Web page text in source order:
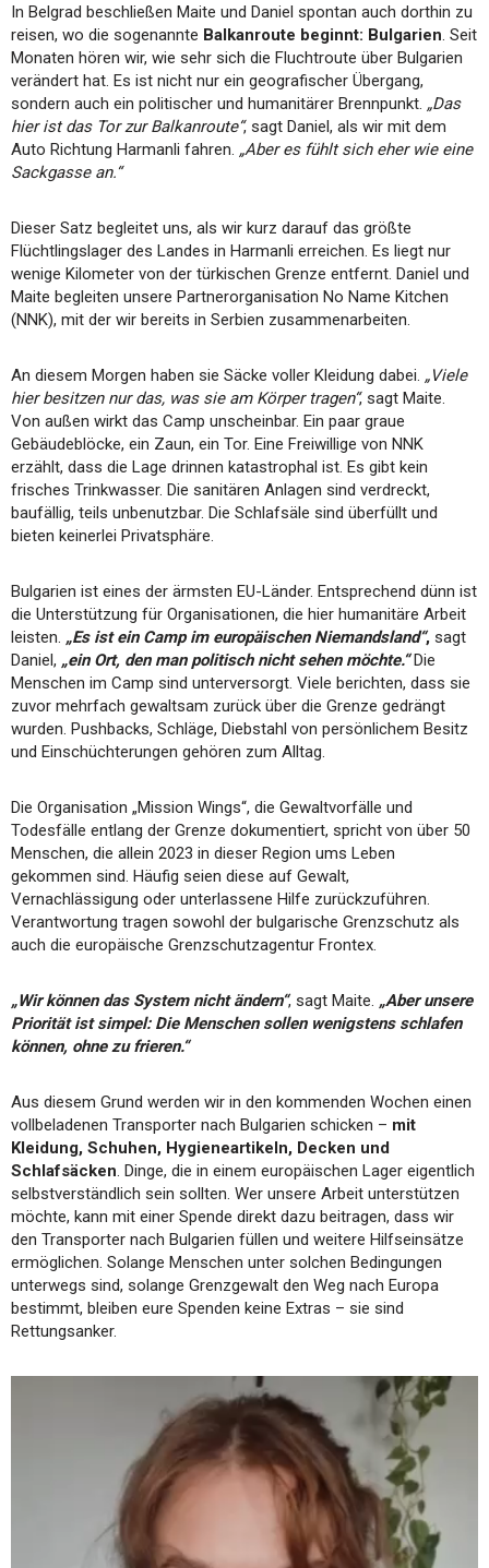
In Belgrad beschließen Maite und Daniel spontan auch dorthin zu
reisen, wo die sogenannte Balkanroute beginnt: Bulgarien. Seit
Monaten hören wir, wie sehr sich die Fluchtroute über Bulgarien
verändert hat. Es ist nicht nur ein geografischer Übergang,
sondern auch ein politischer und humanitärer Brennpunkt. „Das
hier ist das Tor zur Balkanroute“, sagt Daniel, als wir mit dem
Auto Richtung Harmanli fahren. „Aber es fühlt sich eher wie eine
Sackgasse an.“
Dieser Satz begleitet uns, als wir kurz darauf das größte
Flüchtlingslager des Landes in Harmanli erreichen. Es liegt nur
wenige Kilometer von der türkischen Grenze entfernt. Daniel und
Maite begleiten unsere Partnerorganisation No Name Kitchen
(NNK), mit der wir bereits in Serbien zusammenarbeiten.
An diesem Morgen haben sie Säcke voller Kleidung dabei. „Viele
hier besitzen nur das, was sie am Körper tragen“, sagt Maite.
Von außen wirkt das Camp unscheinbar. Ein paar graue
Gebäudeblöcke, ein Zaun, ein Tor. Eine Freiwillige von NNK
erzählt, dass die Lage drinnen katastrophal ist. Es gibt kein
frisches Trinkwasser. Die sanitären Anlagen sind verdreckt,
baufällig, teils unbenutzbar. Die Schlafsäle sind überfüllt und
bieten keinerlei Privatsphäre.
Bulgarien ist eines der ärmsten EU-Länder. Entsprechend dünn ist
die Unterstützung für Organisationen, die hier humanitäre Arbeit
leisten. „Es ist ein Camp im europäischen Niemandsland“, sagt
Daniel, „ein Ort, den man politisch nicht sehen möchte.“Die
Menschen im Camp sind unterversorgt. Viele berichten, dass sie
zuvor mehrfach gewaltsam zurück über die Grenze gedrängt
wurden. Pushbacks, Schläge, Diebstahl von persönlichem Besitz
und Einschüchterungen gehören zum Alltag.
Die Organisation „Mission Wings“, die Gewaltvorfälle und
Todesfälle entlang der Grenze dokumentiert, spricht von über 50
Menschen, die allein 2023 in dieser Region ums Leben
gekommen sind. Häufig seien diese auf Gewalt,
Vernachlässigung oder unterlassene Hilfe zurückzuführen.
Verantwortung tragen sowohl der bulgarische Grenzschutz als
auch die europäische Grenzschutzagentur Frontex.
„Wir können das System nicht ändern“, sagt Maite. „Aber unsere
Priorität ist simpel: Die Menschen sollen wenigstens schlafen
können, ohne zu frieren.“
Aus diesem Grund werden wir in den kommenden Wochen einen
vollbeladenen Transporter nach Bulgarien schicken – mit
Kleidung, Schuhen, Hygieneartikeln, Decken und
Schlafsäcken. Dinge, die in einem europäischen Lager eigentlich
selbstverständlich sein sollten. Wer unsere Arbeit unterstützen
möchte, kann mit einer Spende direkt dazu beitragen, dass wir
den Transporter nach Bulgarien füllen und weitere Hilfseinsätze
ermöglichen. Solange Menschen unter solchen Bedingungen
unterwegs sind, solange Grenzgewalt den Weg nach Europa
bestimmt, bleiben eure Spenden keine Extras – sie sind
Rettungsanker.